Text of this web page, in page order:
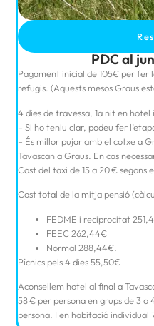
PDC al
Pagament inicial de 105€ per fer
refugis. (Aquests mesos Graus
4 dies de travessa, 1a nit en
– Si ho teniu clar, podeu fer
– És millor pujar amb el cotxe a
Tavascan a Graus. En cas
Cost del taxi de 15 a 20 € segons
Cost total de la mitja pensió
FEDME i reciprocitat
FEEC 262,44€
Normal 288,44€.
Pícnics pels 4 dies 55,50€
Aconsellem hotel al final a
58 € per persona en grups de 3
persona. I en habitació individual